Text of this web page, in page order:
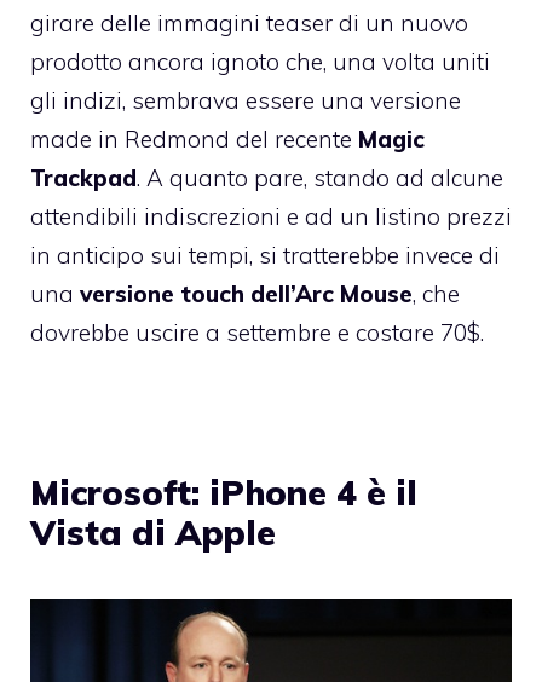
girare delle immagini teaser di un nuovo
prodotto ancora ignoto che, una volta uniti
gli indizi, sembrava essere una versione
made in Redmond del recente Magic
Trackpad. A quanto pare, stando ad alcune
attendibili indiscrezioni e ad un listino prezzi
in anticipo sui tempi, si tratterebbe invece di
una versione touch dell’Arc Mouse, che
dovrebbe uscire a settembre e costare 70$.
Microsoft: iPhone 4 è il
Vista di Apple